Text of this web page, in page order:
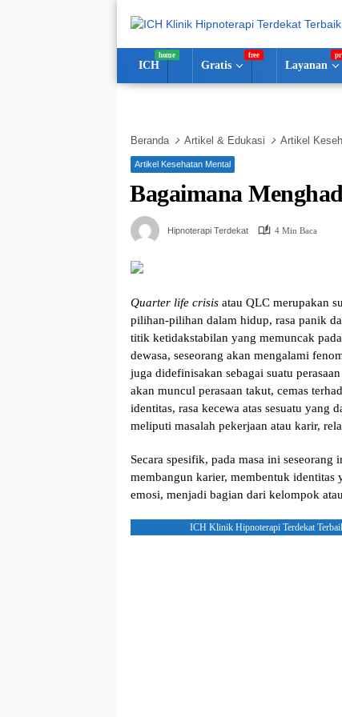
ICH Gratis Layanan
Beranda Artikel & Edukasi Artikel
Artikel Kesehatan Mental
Bagaimana
Hipnoterapi Terdekat 4 Min Baca
Quarter life crisis atau QLC merupakan
pilihan-pilihan dalam hidup, rasa panik
titik ketidakstabilan yang memuncak
dewasa, seseorang akan mengalami
juga didefinisakan sebagai suatu
akan muncul perasaan takut, cemas
identitas, rasa kecewa atas sesuatu yang
meliputi masalah pekerjaan atau karir,
Secara spesifik, pada masa ini
membangun karier, membentuk identitas
emosi, menjadi bagian dari kelompok
ICH Klinik Hipnoterapi Terdekat